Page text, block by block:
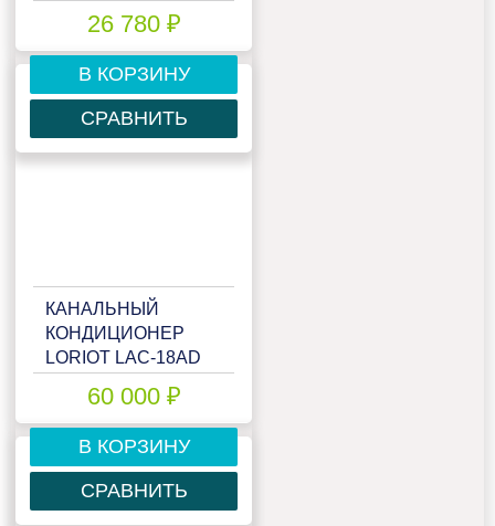
MULTI MATCH LAC-
18ADIM
26 780 ₽
В КОРЗИНУ
СРАВНИТЬ
КАНАЛЬНЫЙ
КОНДИЦИОНЕР
LORIOT LAC-18AD
60 000 ₽
В КОРЗИНУ
СРАВНИТЬ